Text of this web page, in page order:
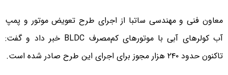
معاون فنی و مهندسی ساتبا از اجرای طرح تعویض موتور و پمپ
آب کولرهای آبی با موتورهای کم‌مصرف BLDC خبر داد و گفت:
تاکنون حدود ۲۴۰ هزار مجوز برای اجرای این طرح صادر شده است.